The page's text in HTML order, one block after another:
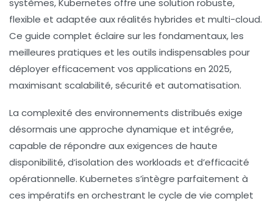
systèmes, Kubernetes offre une solution robuste,
flexible et adaptée aux réalités hybrides et multi-cloud.
Ce guide complet éclaire sur les fondamentaux, les
meilleures pratiques et les outils indispensables pour
déployer efficacement vos applications en 2025,
maximisant scalabilité, sécurité et automatisation.
La complexité des environnements distribués exige
désormais une approche dynamique et intégrée,
capable de répondre aux exigences de haute
disponibilité, d’isolation des workloads et d’efficacité
opérationnelle. Kubernetes s’intègre parfaitement à
ces impératifs en orchestrant le cycle de vie complet